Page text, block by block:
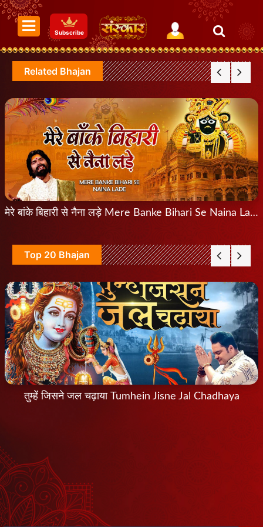
Subscribe
Related Bhajan
मेरे बांके बिहारी से नैना लड़े Mere Banke Bihari Se Naina Lade
Top 20 Bhajan
तुम्हें जिसने जल चढ़ाया Tumhein Jisne Jal Chadhaya